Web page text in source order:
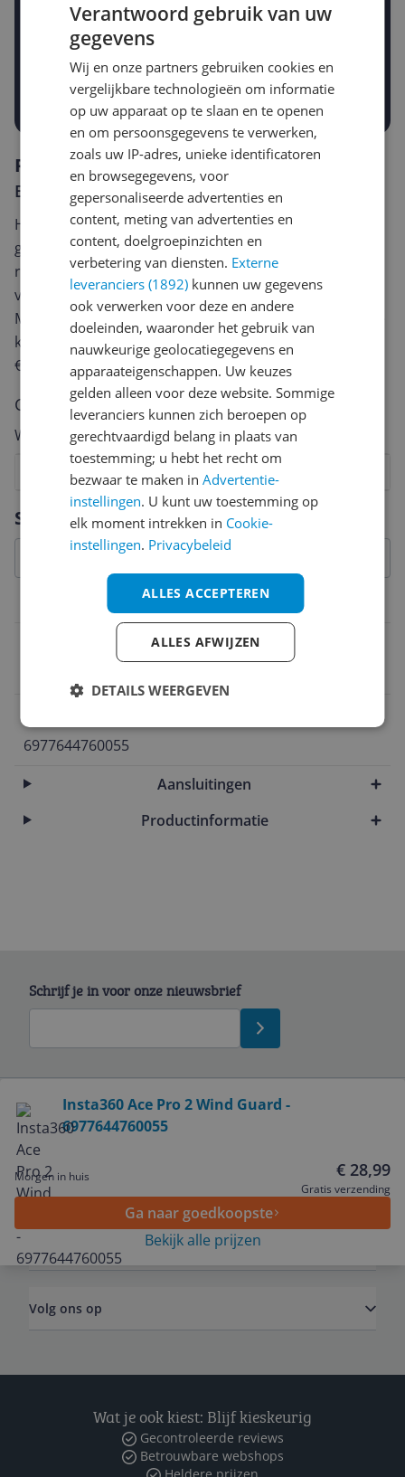
Gewenste daling of bedrag
-5%
Prijsalert aanzetten
Specificaties
Functionaliteiten
6977644760055
Aansluitingen
Productinformatie
Reviews
Er zijn nog geen reviews geschreven
Heb jij dit product in bezit en wil je graag je mening
geven? Start dan hieronder met het schrijven van je
review. Afhankelijk van de details duurt het schrijven
van een review gemiddeld tussen de 3 en 10 minuten.
Met jouw mening help je andere bezoekers een betere
keuze te maken én maak je iedere maand kans op
€250,-!
Klik hier voor de actievoorwaarden.
Cijfer
Welk cijfer geef jij dit product?
7
6
4
2
Vraag 1 van 4
Insta360 Ace Pro 2 Wind Guard -
6977644760055
Morgen in huis € 28,99
Gratis verzending
Ga naar goedkoopste
Bekijk alle prijzen
Schrijf je in voor onze nieuwsbrief
Service
Algemeen
Volg ons op
Wat je ook kiest: Blijf kieskeurig
Gecontroleerde reviews
Betrouwbare webshops
Verantwoord gebruik van uw
gegevens
Wij en onze partners gebruiken cookies en
vergelijkbare technologieën om informatie
op uw apparaat op te slaan en te openen
en om persoonsgegevens te verwerken,
zoals uw IP-adres, unieke identificatoren
en browsegegevens, voor
gepersonaliseerde advertenties en
content, meting van advertenties en
content, doelgroepinzichten en
verbetering van diensten. Externe
leveranciers (1892) kunnen uw gegevens
ook verwerken voor deze en andere
doeleinden, waaronder het gebruik van
nauwkeurige geolocatiegegevens en
apparaateigenschappen. Uw keuzes
gelden alleen voor deze website. Sommige
leveranciers kunnen zich beroepen op
gerechtvaardigd belang in plaats van
toestemming; u hebt het recht om
bezwaar te maken inAdvertentie-
instellingen. U kunt uw toestemming op
elk moment intrekken in Cookie-
instellingen. Privacybeleid
ALLES ACCEPTEREN
ALLES AFWIJZEN
DETAILS WEERGEVEN